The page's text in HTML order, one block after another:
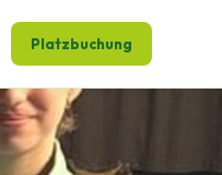
Platzbuchung